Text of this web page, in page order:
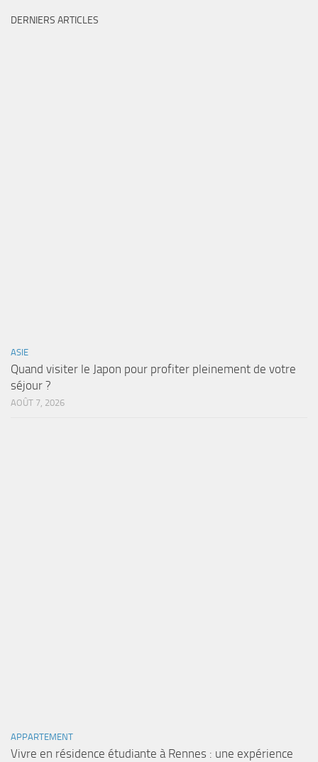
DERNIERS ARTICLES
ASIE
Quand visiter le Japon pour profiter pleinement de votre
séjour ?
AOÛT 7, 2026
APPARTEMENT
Vivre en résidence étudiante à Rennes : une expérience